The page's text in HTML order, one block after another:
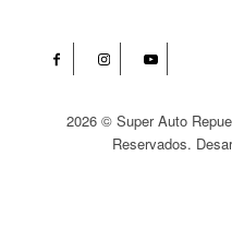
2026 © Super Auto
Reservados.